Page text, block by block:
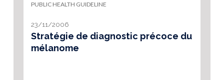
PUBLIC HEALTH GUIDELINE
23/11/2006
Stratégie de diagnostic précoce du
mélanome